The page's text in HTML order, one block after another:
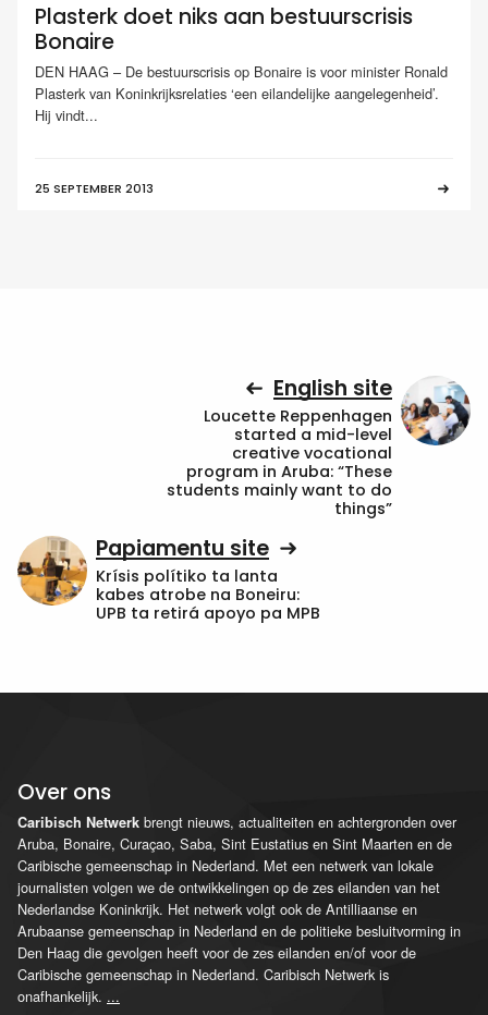
Plasterk doet niks aan bestuurscrisis
Bonaire
DEN HAAG – De bestuurscrisis op Bonaire is voor minister Ronald
Plasterk van Koninkrijksrelaties ‘een eilandelijke aangelegenheid’.
Hij vindt...
25 SEPTEMBER 2013
English site
Loucette Reppenhagen
started a mid-level
creative vocational
program in Aruba: “These
students mainly want to do
things”
Papiamentu site
Krísis polítiko ta lanta
kabes atrobe na Boneiru:
UPB ta retirá apoyo pa MPB
Over ons
Caribisch Netwerk brengt nieuws, actualiteiten en achtergronden over
Aruba, Bonaire, Curaçao, Saba, Sint Eustatius en Sint Maarten en de
Caribische gemeenschap in Nederland. Met een netwerk van lokale
journalisten volgen we de ontwikkelingen op de zes eilanden van het
Nederlandse Koninkrijk. Het netwerk volgt ook de Antilliaanse en
Arubaanse gemeenschap in Nederland en de politieke besluitvorming in
Den Haag die gevolgen heeft voor de zes eilanden en/of voor de
Caribische gemeenschap in Nederland. Caribisch Netwerk is
onafhankelijk. ...